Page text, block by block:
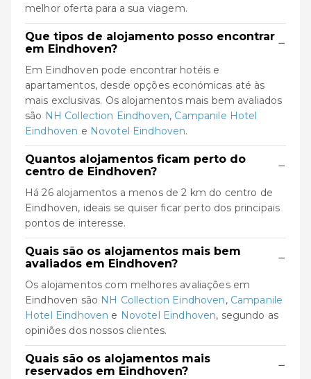
melhor oferta para a sua viagem.
Que tipos de alojamento posso encontrar
em Eindhoven?
−
Em Eindhoven pode encontrar hotéis e
apartamentos, desde opções económicas até às
mais exclusivas. Os alojamentos mais bem avaliados
são NH Collection Eindhoven, Campanile Hotel
Eindhoven e Novotel Eindhoven.
Quantos alojamentos ficam perto do
centro de Eindhoven?
−
Há 26 alojamentos a menos de 2 km do centro de
Eindhoven, ideais se quiser ficar perto dos principais
pontos de interesse.
Quais são os alojamentos mais bem
avaliados em Eindhoven?
−
Os alojamentos com melhores avaliações em
Eindhoven são NH Collection Eindhoven, Campanile
Hotel Eindhoven e Novotel Eindhoven, segundo as
opiniões dos nossos clientes.
Quais são os alojamentos mais
reservados em Eindhoven?
−